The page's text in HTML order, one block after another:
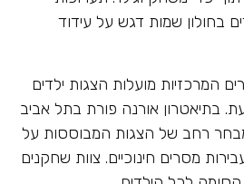
בחולון שמות דגש על עידוד
המרכזיות מועלות הצגות ילדים
בתיאטרון אורנה פורת בתל אביב
רחב של הצגות המבוססות על
מסרים חינוכיים. צוות שחקנים